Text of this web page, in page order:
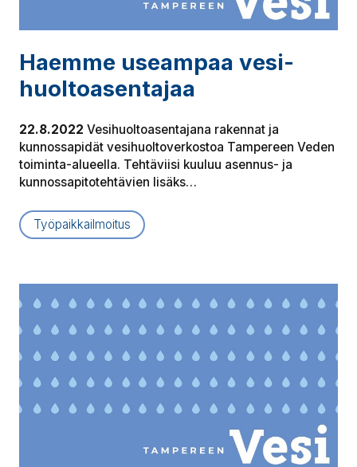
Haemme useampaa ve­si­
huol­toa­sen­ta­jaa
22.8.2022 Vesihuoltoasentajana rakennat ja
kunnossapidät vesihuoltoverkostoa Tampereen Veden
toiminta-alueella. Tehtäviisi kuuluu asennus- ja
kunnossapitotehtävien lisäks…
Työpaikkailmoitus